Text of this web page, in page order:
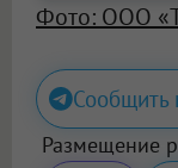
Фото: ООО
Сообщить
Размещение